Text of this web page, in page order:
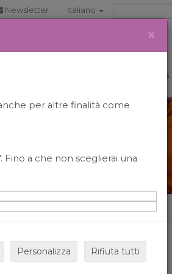
Newsletter Italiano
BOOKSHOP
ARCHIVIO
×
per altre finalità come
a che non sceglierai una
Personalizza Rifiuta tutti